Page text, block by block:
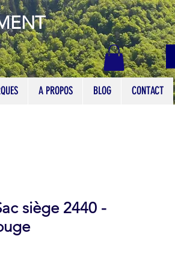
A PROPOS BLOG CONTACT
siège 2440 -